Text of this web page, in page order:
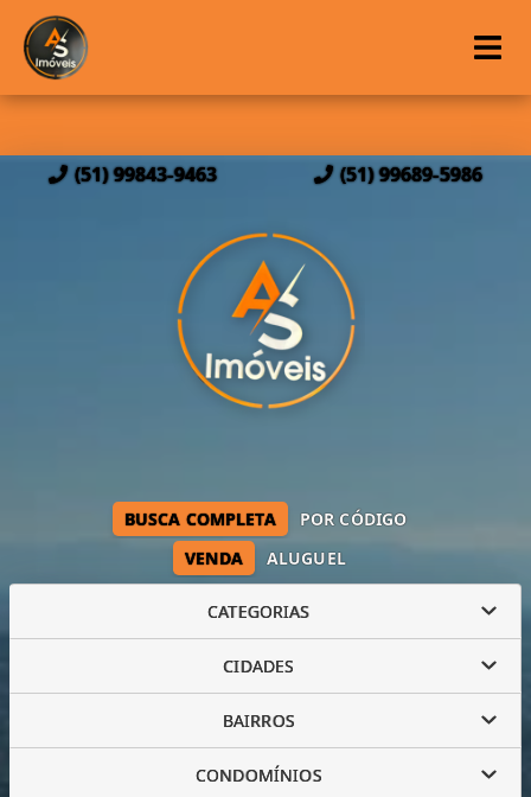
(51) 99843-9463 (51) 99689-5986
VENDA ALUGUEL
BUSCA COMPLETA POR CÓDIGO
CATEGORIAS
CIDADES
BAIRROS
CONDOMÍNIOS